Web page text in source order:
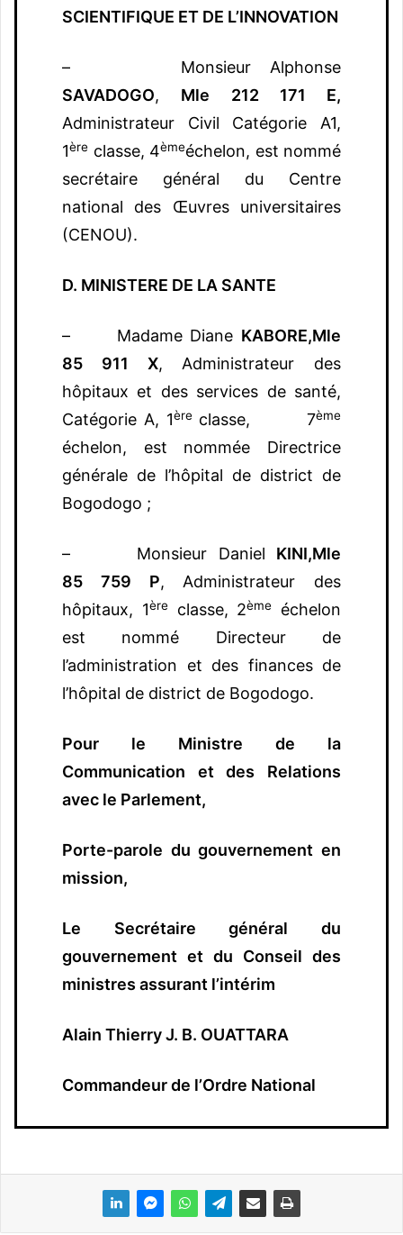
SCIENTIFIQUE ET DE L’INNOVATION
– Monsieur Alphonse
SAVADOGO, Mle 212 171 E,
Administrateur Civil Catégorie A1,
1ère classe, 4èmeéchelon, est nommé
secrétaire général du Centre
national des Œuvres universitaires
(CENOU).
D. MINISTERE DE LA SANTE
– Madame Diane KABORE,Mle
85 911 X, Administrateur des
hôpitaux et des services de santé,
Catégorie A, 1èreclasse, 7ème
échelon, est nommée Directrice
générale de l’hôpital de district de
Bogodogo ;
– Monsieur Daniel KINI,Mle
85 759 P, Administrateur des
hôpitaux, 1èreclasse, 2ème
échelon
est nommé Directeur de
l’administration et des finances de
l’hôpital de district de Bogodogo.
Pour le Ministre de la
Communication et des Relations
avec le Parlement,
Porte-parole du gouvernement en
mission,
Le Secrétaire général du
gouvernement et du Conseil des
ministres assurant l’intérim
Alain Thierry J. B. OUATTARA
Commandeur de l’Ordre National